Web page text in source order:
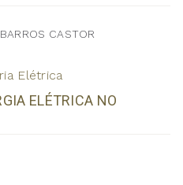
CASTOR
Elétrica
ELÉTRICA NO